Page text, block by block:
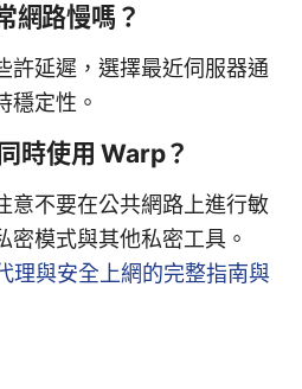
網路慢嗎？
許延遲，選擇最近伺服器通
穩定性。
時使用 Warp？
意不要在公共網路上進行敏
密模式與其他私密工具。
理與安全上網的完整指南與